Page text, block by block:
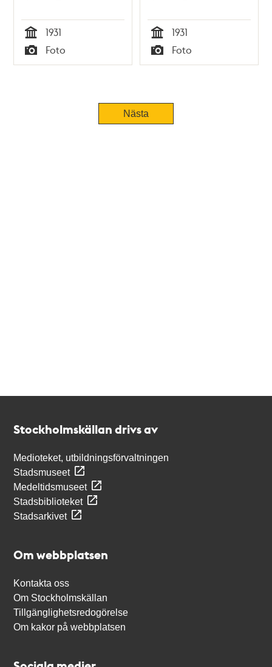
Tid
1931
Typ
Foto Tid
1931
Typ
Foto
Nästa
Stockholmskällan drivs av
Medioteket, utbildningsförvaltningen
Stadsmuseet
Medeltidsmuseet
Stadsbiblioteket
Stadsarkivet
Om webbplatsen
Kontakta oss
Om Stockholmskällan
Tillgänglighetsredogörelse
Om kakor på webbplatsen